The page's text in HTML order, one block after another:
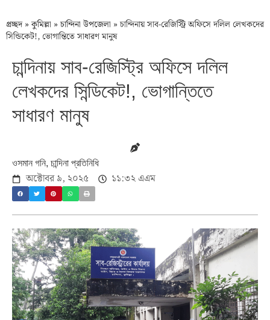
প্রচ্ছদ»কুমিল্লা »চান্দিনা উপজেলা »চান্দিনায় সাব-রেজিস্ট্রি অফিসে দলিল লেখকদের
সিন্ডিকেট!, ভোগান্তিতে সাধারণ মানুষ
চান্দিনায় সাব-রেজিস্ট্রি অফিসে দলিল
লেখকদের সিন্ডিকেট!, ভোগান্তিতে
সাধারণ মানুষ
ওসমান গনি, চান্দিনা প্রতিনিধি
অক্টোবর ৯, ২০২৫ ১১:৩২ এএম